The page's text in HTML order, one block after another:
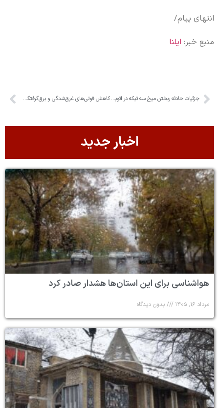
انتهای پیام/
منبع خبر: ایلنا
جزئیات حادثه ریختن میخ سه تیکه در اتوبان تهران_کرج از زبان پلیس راه کاهش فوتی‌های غرق‌شدگی و برق‌گرفتگی در البرز/ ۴۹ جان‌باخته در سال ۱۴۰۴
اخبار جدید
هواشناسی برای این استان‌ها هشدار صادر کرد
مرداد ۱۶, ۱۴۰۵ بدون دیدگاه